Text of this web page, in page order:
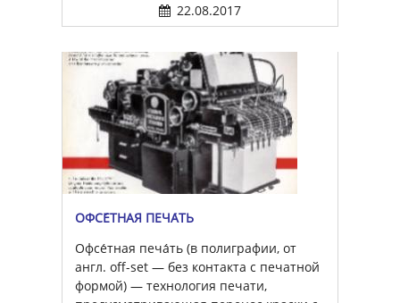
22.08.2017
ОФСЕ́ТНАЯ ПЕЧА́ТЬ
Офсе́тная печа́ть (в полиграфии, от
англ. off-set — без контакта с печатной
формой) — технология печати,